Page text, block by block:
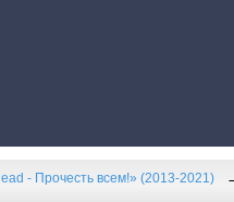
- Прочесть всем!» (2013-2021)